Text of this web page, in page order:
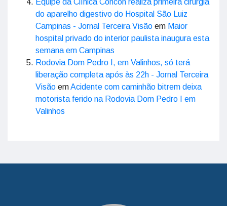
Equipe da Clínica Concon realiza primeira cirurgia
do aparelho digestivo do Hospital São Luiz
Campinas - Jornal Terceira Visão em Maior
hospital privado do interior paulista inaugura esta
semana em Campinas
Rodovia Dom Pedro I, em Valinhos, só terá
liberação completa após às 22h - Jornal Terceira
Visão emAcidente com caminhão bitrem deixa
motorista ferido na Rodovia Dom Pedro I em
Valinhos